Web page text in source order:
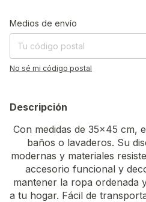
Entregas para el CP:
Medios de envío
No sé mi código postal
Descripción
Con medidas de 35x45 cm,
baños o lavaderos. Su
modernas y materiales
accesorio funcional y
mantener la ropa ordenada
a tu hogar. Fácil de